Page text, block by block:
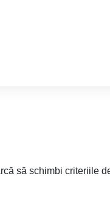
să schimbi criteriile